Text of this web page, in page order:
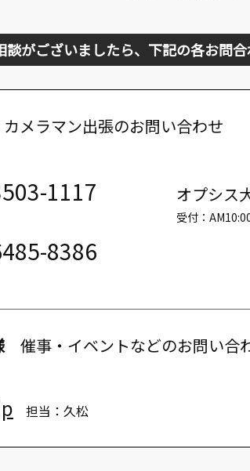
談がございましたら、下記の各お問
メラマン出張のお問い合わせ
1117 オプシス
受付：
8386
催事・イベントなどのお問い合
担当：久松